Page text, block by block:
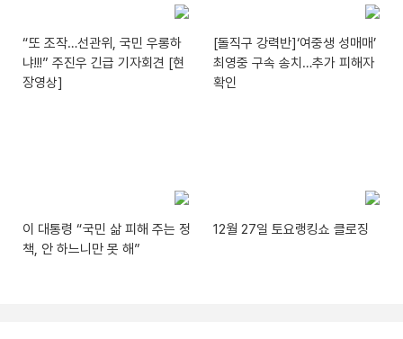
“또 조작…선관위, 국민 우롱하
냐!!!” 주진우 긴급 기자회견 [현
장영상]
[돌직구 강력반]‘여중생 성매매’
최영중 구속 송치…추가 피해자
확인
이 대통령 “국민 삶 피해 주는 정
책, 안 하느니만 못 해”
12월 27일 토요랭킹쇼 클로징